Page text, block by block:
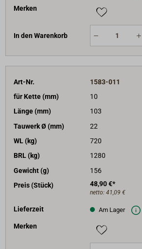
Merken
In den Warenkorb
Art-Nr.
1583-011
für Kette (mm)
10
Länge (mm)
103
Tauwerk Ø (mm)
22
WL (kg)
720
BRL (kg)
1280
Gewicht (g)
156
Preis (Stück)
48,90 €*
netto: 41,09 €
Lieferzeit Am Lager
Merken